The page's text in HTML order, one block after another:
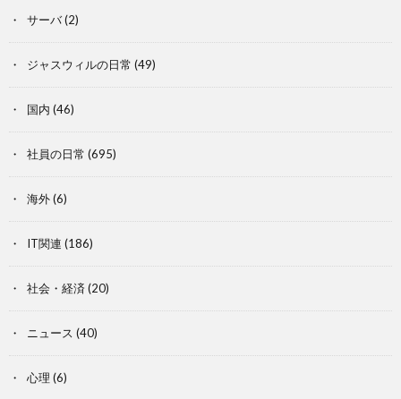
サーバ(2)
ジャスウィルの日常 (49)
国内 (46)
社員の日常 (695)
海外(6)
IT関連 (186)
社会・経済 (20)
ニュース (40)
心理 (6)